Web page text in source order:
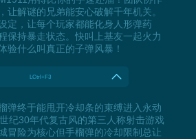
让解谜的兄弟能安心破解千年机关。
定，让每个玩家都能化身人形弹药
保持暴走状态。快叫上基友一起火力
验什么叫真正的子弹风暴！
LCtrl+F3
弹终于能甩开冷却条的束缚进入永动
纪30年代复古风的第三人称射击游戏
冒险为核心但手榴弹的冷却限制总让